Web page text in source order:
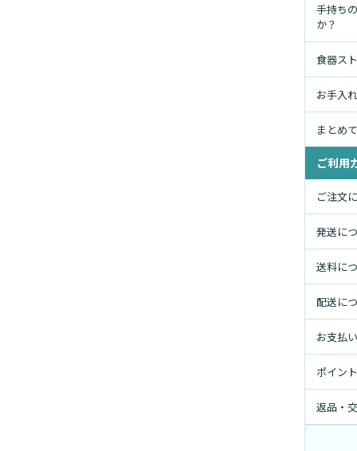
手持ち
か？
食器ス
お手入
まとめ
ご利用
ご注文
発送に
送料に
配送に
お支払
ポイン
返品・